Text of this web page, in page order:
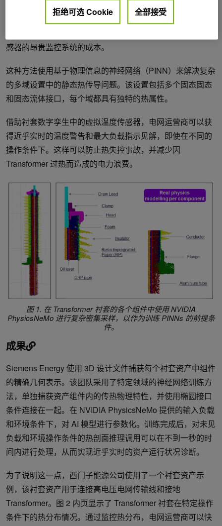
播，以及冷却介质和环境条件导致的热损失。该模型充当 虚
拟传感器，能够预测衬套资产在真实工作条件下的温度分
感器的昂贵监控系统的成本。
这种方法使用基于物理信息的神经网络（PINN）来解决复杂
的多域设置中的静态热传导问题。该设置包括多个固态固态
和固态流体接口，每个域都具有独特的热属性。
借助衬套数字孪生中的虚拟温度传感器，电网运营商可以获
得近乎实时的温度警告和最大负载指示见解，即使在不同的
操作条件下。这样可以防止热失控事故，并减少因
Transformer 过热而造成的电力浪费。
图 1. 在 Transformer 衬套的各个组件中使用 NVIDIA
PhysicsNeMo 进行复杂密集采样，以作为训练 PINNs 的前提条
件。
成果
Siemens Energy 使用 3D 设计文件捕获每个衬套资产中组件
的精确几何表示。该团队采用了特定领域的神经网络训练方
法，单独捕获资产组件内的传热物理特性，并使用椭圆接口
条件连接在一起。在 NVIDIA PhysicsNeMo 提供的输入负载
和环境条件下，对 AI 模型进行参数化。训练完成后，对未见
负载和环境操作条件的热剖面推理调用可以在不到一秒的时
间内进行处理，从而实现近乎实时的资产运行状况诊断。
为了说明这一点，西门子能源公司使用了一个衬套资产示
例，该衬套资产用于连接高电压电网传输线和接地
Transformer。图 2 内页显示了 Transformer 衬套在特定操作
条件下的热分布情况。通过监控热分布，电网运营商可以快
拒绝可选 Cookie 全部接受